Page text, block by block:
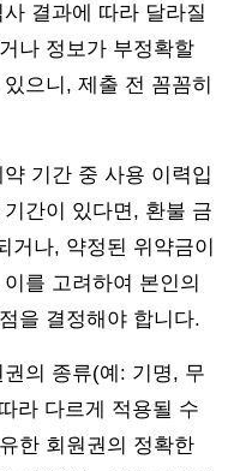
결과에 따라 달라질
나 정보가 부정확할
으니, 제출 전 꼼꼼히
기간 중 사용 이력입
간이 있다면, 환불 금
거나, 약정된 위약금이
를 고려하여 본인의
을 결정해야 합니다.
의 종류(예: 기명, 무
라 다르게 적용될 수
한 회원권의 정확한